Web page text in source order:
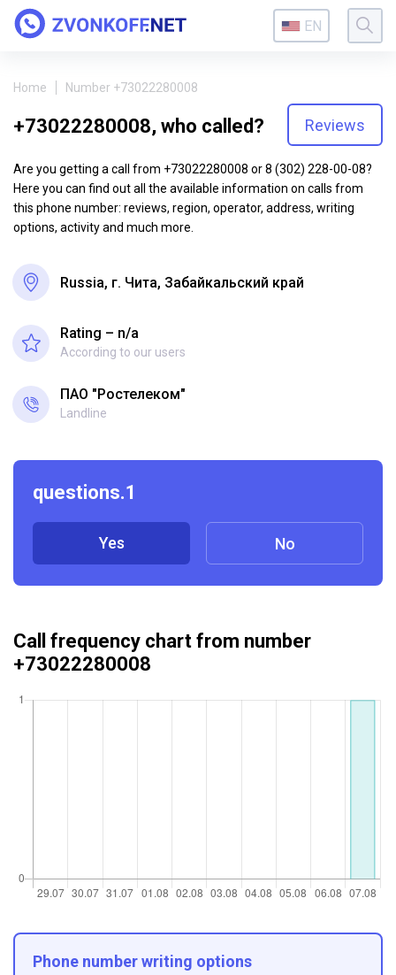
EN
Home Number +73022280008
+73022280008, who called? Reviews
Are you getting a call from +73022280008 or 8 (302) 228-00-08?
Here you can find out all the available information on calls from
this phone number: reviews, region, operator, address, writing
options, activity and much more.
Russia, г. Чита, Забайкальский край
Rating – n/a
According to our users
ПАО "Ростелеком"
Landline
questions.1
Yes No
Call frequency chart from number
+73022280008
Phone number writing options